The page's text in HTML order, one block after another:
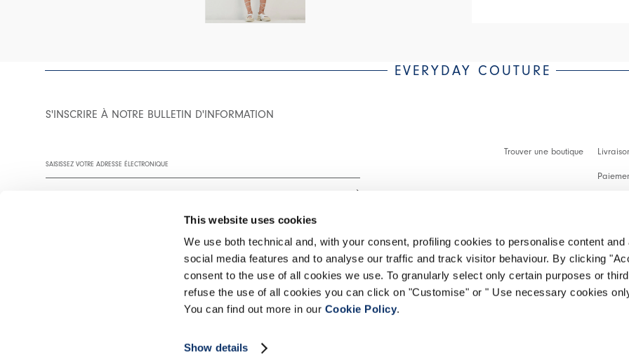
This website uses cookies
We use both technical and, with your consent, profiling cookies to personalise content and
social media features and to analyse our traffic and track visitor behaviour. By clicking
consent to the use of all cookies we use. To granularly select only certain purposes or
refuse the use of all cookies you can click on "Customise" or " Use necessary cookies
You can find out more in our Cookie Policy.
Show details
EVERYDAY COUTURE
S'INSCRIRE À NOTRE BULLETIN D'INFORMATION
Vous êtes invité à lire notre politique de confidentialité dans son intégralité.
Trouver une boutique